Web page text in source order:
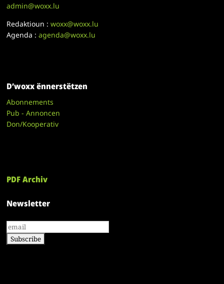
admin@woxx.lu
Redaktioun :woxx@woxx.lu
Agenda :agenda@woxx.lu
D’woxx ënnerstëtzen
Abonnements
Pub - Annoncen
Don/Kooperativ
PDF Archiv
Newsletter